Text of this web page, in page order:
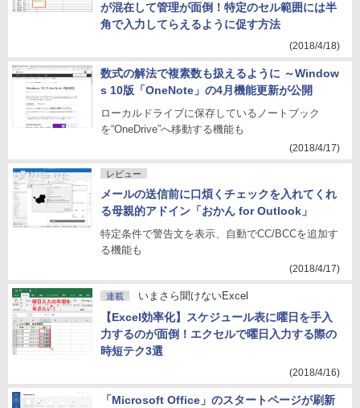
が混在して管理が面倒！特定のセル範囲には半
角で入力してらえるように促す方法
(2018/4/18)
数式の解法で複素数も扱えるように ～Window
s 10版「OneNote」の4月機能更新が公開
ローカルドライブに保存しているノートブック
を“OneDrive”へ移動する機能も
(2018/4/17)
レビュー
メールの送信前に口煩くチェックを入れてくれ
る母親的アドイン「おかん for Outlook」
特定条件で警告文を表示、自動でCC/BCCを追加す
る機能も
(2018/4/17)
連載 いまさら聞けないExcel
【Excel効率化】スケジュール表に曜日を手入
力するのが面倒！エクセルで曜日入力する際の
時短テク3選
(2018/4/16)
「Microsoft Office」のスタートページが刷新